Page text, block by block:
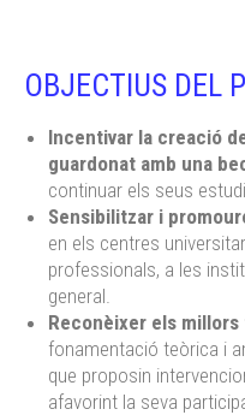
OBJECTIUS DEL
Incentivar la creació
guardonat amb una
continuar els seus
Sensibilitzar i
en els centres
professionals, a les
general.
Reconèixer els
fonamentació teòrica i
que proposin
afavorint la seva